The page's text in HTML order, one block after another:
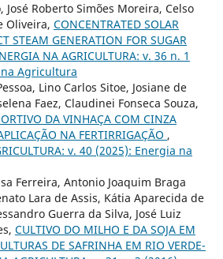
José Roberto Simões Moreira, Celso
Oliveira, CONCENTRATED SOLAR
STEAM GENERATION FOR SUGAR
NA AGRICULTURA: v. 36 n. 1
Agricultura
Lino Carlos Sitoe, Josiane de
Faez, Claudinei Fonseca Souza,
DA VINHAÇA COM CINZA
NA FERTIRRIGAÇÃO ,
v. 40 (2025): Energia na
Ferreira, Antonio Joaquim Braga
Lara de Assis, Kátia Aparecida de
Guerra da Silva, José Luiz
CULTIVO DO MILHO E DA SOJA EM
DE SAFRINHA EM RIO VERDE-